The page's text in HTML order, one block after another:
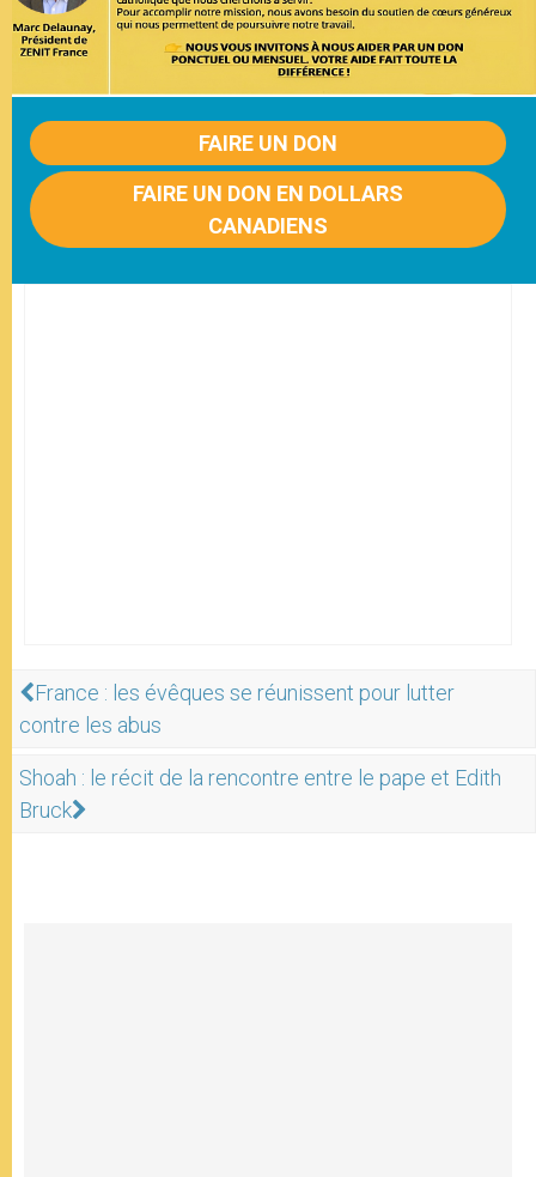
FAIRE UN DON
FAIRE UN DON EN DOLLARS
CANADIENS
France : les évêques se réunissent pour lutter
contre les abus
Shoah : le récit de la rencontre entre le pape et Edith
Bruck